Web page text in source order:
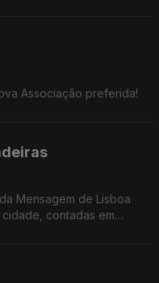
Associação preferida!
Mensagem de Lisboa
contadas em